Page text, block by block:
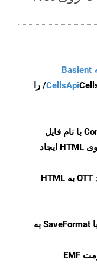
CellsApiCellsApi</aient/Client/ را
با نام فایل
محلی و فرمت تنظیم شده روی HTML ایجاد
از WordsApi برای تبدیل سند OTT به HTML
را از CellsAPI با SaveFormat به
EMF